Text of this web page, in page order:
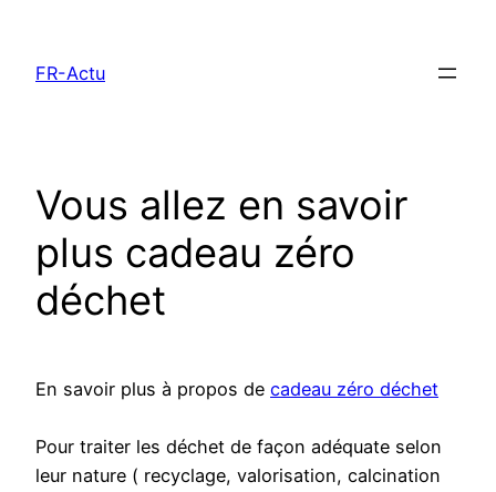
contenu
FR-Actu
Vous allez en savoir
plus cadeau zéro
déchet
En savoir plus à propos de cadeau zéro déchet
Pour traiter les déchet de façon adéquate selon
leur nature ( recyclage, valorisation, calcination